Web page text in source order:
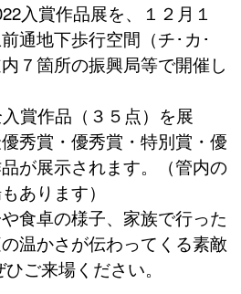
入賞作品展を、１２月１
通地下歩行空間（チ･カ･
７箇所の振興局等で開催し
賞作品（３５点）を展
秀賞・優秀賞・特別賞・優
が展示されます。（管内の
あります）
食卓の様子、家族で行った
温かさが伝わってくる素敵
ご来場ください。